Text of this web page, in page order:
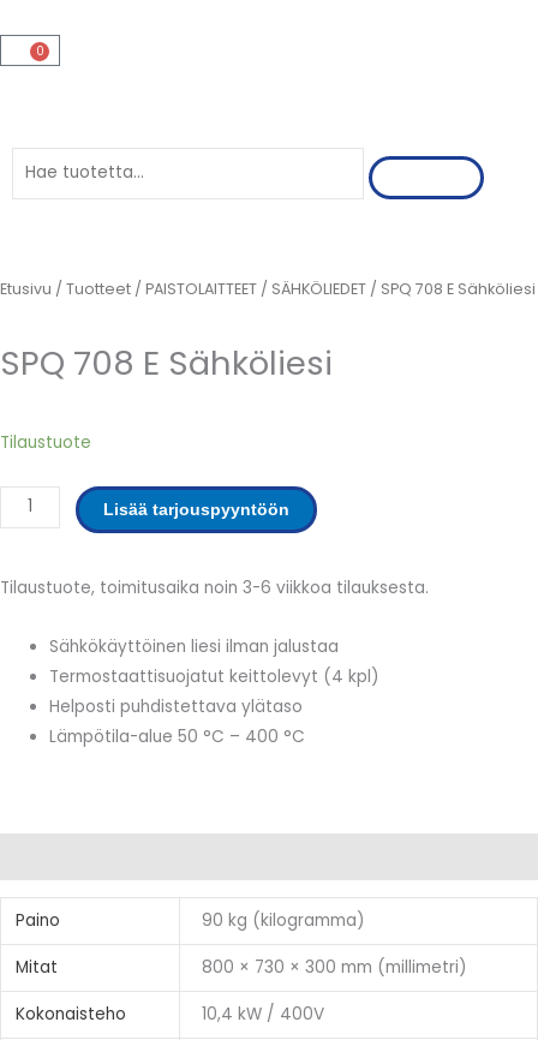
sisältöön
0
Cart
Search
Etusivu / Tuotteet / PAISTOLAITTEET / SÄHKÖLIEDET / SPQ 708 E Sähköliesi
SPQ 708 E Sähköliesi
Tilaustuote
SPQ
Sähköliesi
Lisää tarjouspyyntöön
Tilaustuote, toimitusaika noin 3-6 viikkoa tilauksesta.
Sähkökäyttöinen liesi ilman jalustaa
Termostaattisuojatut keittolevyt (4 kpl)
Helposti puhdistettava ylätaso
Lämpötila-alue 50 °C – 400 °C
Paino 90 kg (kilogramma)
Mitat 800 × 730 × 300 mm (millimetri)
Kokonaisteho 10,4 kW / 400V